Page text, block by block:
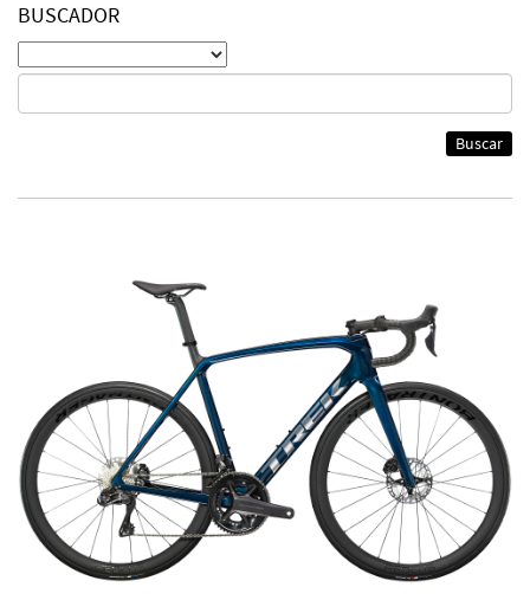
BUSCADOR
Buscar